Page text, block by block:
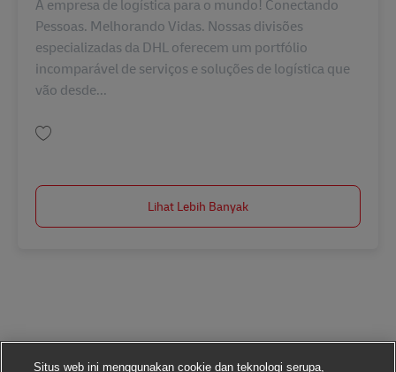
A empresa de logística para o mundo! Conectando
Pessoas. Melhorando Vidas. Nossas divisões
especializadas da DHL oferecem um portfólio
incomparável de serviços e soluções de logística que
vão desde...
Lihat Lebih Banyak
Situs web ini menggunakan cookie dan teknologi serupa,